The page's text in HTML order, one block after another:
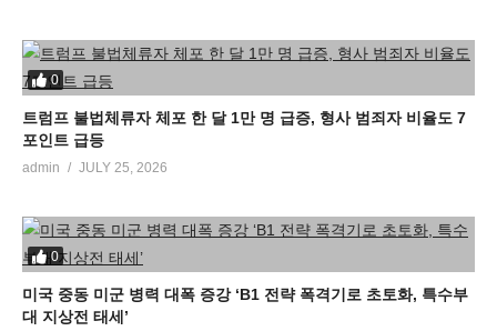
0
트럼프 불법체류자 체포 한 달 1만 명 급증, 형사 범죄자 비율도 7
포인트 급등
admin JULY 25, 2026
0
미국 중동 미군 병력 대폭 증강 ‘B1 전략 폭격기로 초토화, 특수부
대 지상전 태세’